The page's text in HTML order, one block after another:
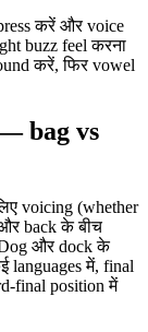
करें और voice
buzz feel करना
करें, फिर vowel
bag vs
voicing (whether
back के बीच
Dog और dock के
languages में, final
final position में